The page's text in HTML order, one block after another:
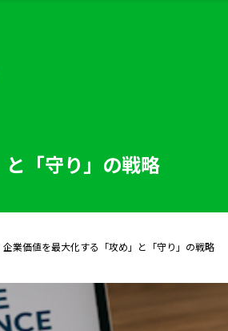
「守り」の戦略
業価値を最大化する「攻め」と「守り」の戦略